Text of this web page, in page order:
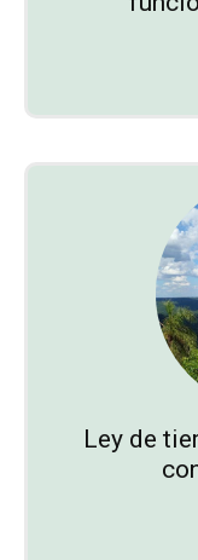
Ley de